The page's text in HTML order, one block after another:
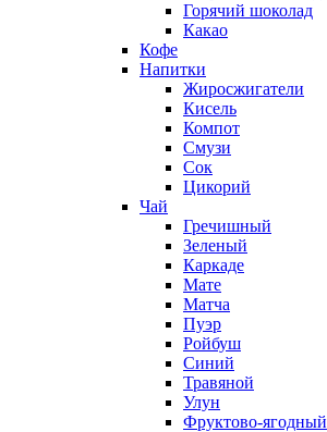
Горячий шоколад
Какао
Кофе
Напитки
Жиросжигатели
Кисель
Компот
Смузи
Сок
Цикорий
Чай
Гречишный
Зеленый
Каркаде
Мате
Матча
Пуэр
Ройбуш
Синий
Травяной
Улун
Фруктово-ягодный